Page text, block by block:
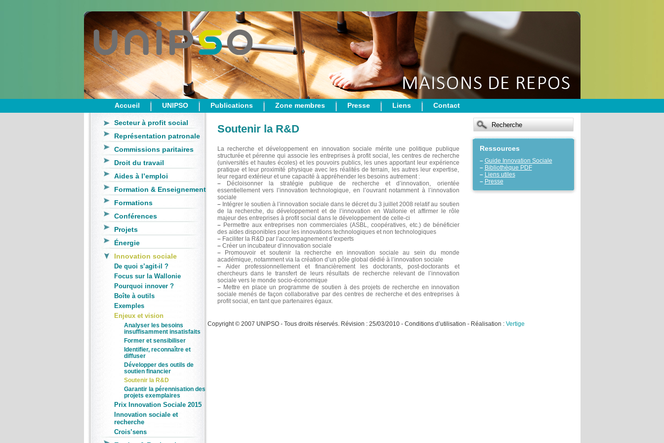
Accueil UNIPSO Publications Zone membres Presse Liens Contact
Secteur à profit social
Représentation patronale
Commissions paritaires
Droit du travail
Aides à l’emploi
Formation & Enseignement
Formations
Conférences
Projets
Énergie
Innovation sociale
De quoi s’agit-il ?
Focus sur la Wallonie
Pourquoi innover ?
Boîte à outils
Exemples
Enjeux et vision
Analyser les besoins
insuffisamment insatisfaits
Former et sensibiliser
Identifier, reconnaître et
diffuser
Développer des outils de
soutien financier
Soutenir la R&D
Garantir la pérennisation des
projets exemplaires
Prix Innovation Sociale 2015
Innovation sociale et
recherche
Crois’sens
Ressources
– Guide Innovation Sociale
– Bibliothèque PDF
– Liens utiles
– Presse
Soutenir la R&D
La recherche et développement en innovation sociale mérite une politique publique
structurée et pérenne qui associe les entreprises à profit social, les centres de recherche
(universités et hautes écoles) et les pouvoirs publics, les unes apportant leur expérience
pratique et leur proximité physique avec les réalités de terrain, les autres leur expertise,
leur regard extérieur et une capacité à appréhender les besoins autrement :
–Décloisonner la stratégie publique de recherche et d’innovation, orientée
essentiellement vers l’innovation technologique, en l’ouvrant notamment à l’innovation
sociale
–Intégrer le soutien à l’innovation sociale dans le décret du 3 juillet 2008 relatif au soutien
de la recherche, du développement et de l’innovation en Wallonie et affirmer le rôle
majeur des entreprises à profit social dans le développement de celle-ci
–Permettre aux entreprises non commerciales (ASBL, coopératives, etc.) de bénéficier
des aides disponibles pour les innovations technologiques et non technologiques
–Faciliter la R&D par l’accompagnement d’experts
–Créer un incubateur d’innovation sociale
–Promouvoir et soutenir la recherche en innovation sociale au sein du monde
académique, notamment via la création d’un pôle global dédié à l’innovation sociale
–Aider professionnellement et financièrement les doctorants, post-doctorants et
chercheurs dans le transfert de leurs résultats de recherche relevant de l’innovation
sociale vers le monde socio-économique
–Mettre en place un programme de soutien à des projets de recherche en innovation
sociale menés de façon collaborative par des centres de recherche et des entreprises à
profit social, en tant que partenaires égaux.
Copyright © 2007 UNIPSO - Tous droits réservés. Révision : 25/03/2010 - Conditions d’utilisation - Réalisation : Vertige